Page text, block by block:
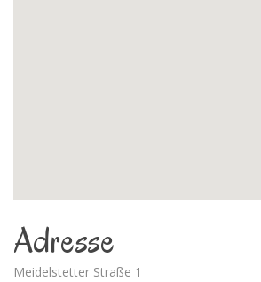
Adresse
Meidelstetter Straße 1